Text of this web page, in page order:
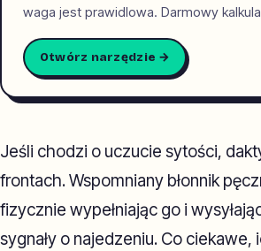
waga jest prawidlowa. Darmowy
Otwórz narzędzie →
Jeśli chodzi o uczucie sytości,
frontach. Wspomniany błonnik
fizycznie wypełniając go i
sygnały o najedzeniu. Co ciekawe,